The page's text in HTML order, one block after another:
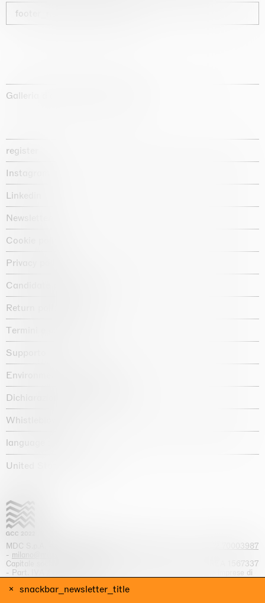
snackbar_newsletter_title
footer_newsletter_subscribe
Galleria d'arte fondata nel 1987
register
Instagram
Linkedin
Newsletter
Cookie policy
Privacy policy
Candidate privacy notice
Return policy shop
Termini e condizioni
Supporto
Environmental statement
Dichiarazione di accessibilità
Whistleblowing
language :
United States / USD $
MDC S.p.A. -
+39 02 70003987
- milano@massimodecarlo.com
Capitale sociale interamente versato: EUR 1.514.762,00 – REA 1567337
- Part. IVA / C.F. 12584550151 - Iscrizione al Registro delle imprese di